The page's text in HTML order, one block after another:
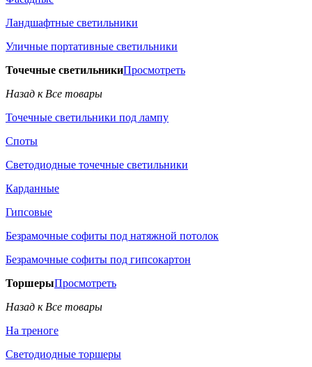
Ландшафтные светильники
Уличные портативные светильники
Точечные светильникиПросмотреть
Назад к Все товары
Точечные светильники под лампу
Споты
Светодиодные точечные светильники
Карданные
Гипсовые
Безрамочные софиты под натяжной потолок
Безрамочные софиты под гипсокартон
ТоршерыПросмотреть
Назад к Все товары
На треноге
Светодиодные торшеры